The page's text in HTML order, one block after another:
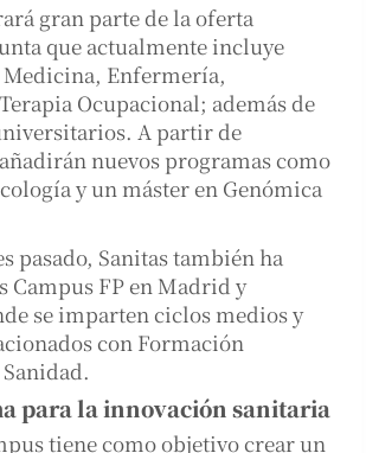
gran parte de la oferta
que actualmente incluye
Enfermería,
Ocupacional; además de
A partir de
nuevos programas como
y un máster en Genómica
pasado, Sanitas también ha
Campus FP en Madrid y
se imparten ciclos medios y
con Formación
para la innovación sanitaria
tiene como objetivo crear un